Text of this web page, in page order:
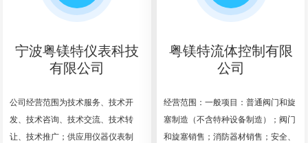
宁波粤镁特仪表科技
有限公司
公司经营范围为技术服务、技术开
发、技术咨询、技术交流、技术转
让、技术推广；供应用仪器仪表制
粤镁特流体控制有限
公司
经营范围：一般项目：普通阀门和旋
塞制造（不含特种设备制造）；阀门
和旋塞销售；消防器材销售；安全、